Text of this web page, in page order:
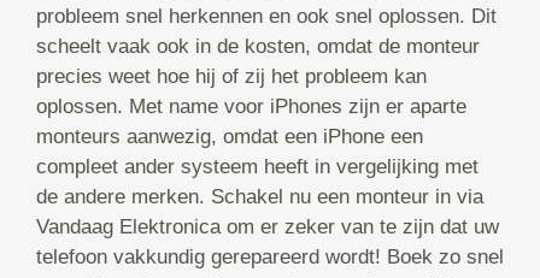
probleem snel herkennen en ook snel oplossen. Dit
scheelt vaak ook in de kosten, omdat de monteur
precies weet hoe hij of zij het probleem kan
oplossen. Met name voor iPhones zijn er aparte
monteurs aanwezig, omdat een iPhone een
compleet ander systeem heeft in vergelijking met
de andere merken. Schakel nu een monteur in via
Vandaag Elektronica om er zeker van te zijn dat uw
telefoon vakkundig gerepareerd wordt! Boek zo snel